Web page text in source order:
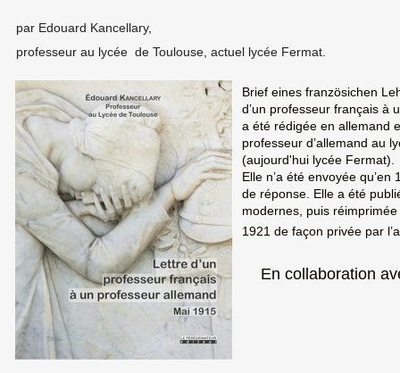
Brief eines französichen
d’un professeur français à
a été rédigée en allemand
professeur d’allemand au
(aujourd'hui lycée Fermat).
Elle n’a été envoyée qu’en
de réponse. Elle a été
modernes, puis
1921 de façon privée par
par Edouard Kancellary,
professeur au lycée de Toulouse, actuel lycée Fermat.
En collaboration